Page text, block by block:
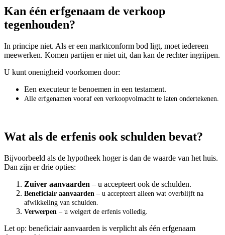
Kan één erfgenaam de verkoop
tegenhouden?
In principe niet. Als er een marktconform bod ligt, moet iedereen
meewerken. Komen partijen er niet uit, dan kan de rechter ingrijpen.
U kunt onenigheid voorkomen door:
Een executeur te benoemen in een testament.
Alle erfgenamen vooraf een verkoopvolmacht te laten ondertekenen.
Wat als de erfenis ook schulden bevat?
Bijvoorbeeld als de hypotheek hoger is dan de waarde van het huis.
Dan zijn er drie opties:
Zuiver aanvaarden – u accepteert ook de schulden.
Beneficiair aanvaarden – u accepteert alleen wat overblijft na
afwikkeling van schulden.
Verwerpen – u weigert de erfenis volledig.
Let op: beneficiair aanvaarden is verplicht als één erfgenaam